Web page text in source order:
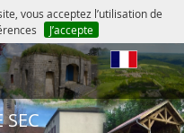
vous acceptez l’utilisation de
J’accepte
SEC